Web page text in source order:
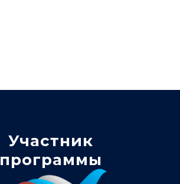
Участник
программы